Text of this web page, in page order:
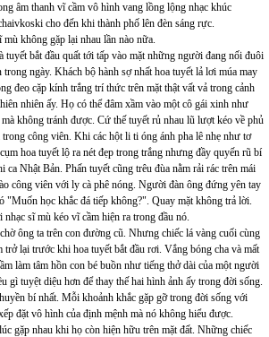
âm thanh vĩ cầm vô hình vang lồng lộng nhạc khúc
cho đến khi thành phố lên đèn sáng rực.
không gặp lại nhau lần nào nữa.
tuyết bắt đầu quất tới tấp vào mặt những người đang nối đuôi
ngày. Khách bộ hành sợ nhất hoa tuyết lả lơi múa may
đeo cặp kính trắng trí thức trên mặt thật vất vả trong cảnh
nhiên ấy. Họ có thể đâm xầm vào một cô gái xinh như
không tránh được. Cứ thế tuyết rủ nhau lũ lượt kéo về phủ
công viên. Khi các hột li ti óng ánh pha lê nhẹ như tơ
hoa tuyết lộ ra nét đẹp trong trắng nhưng đầy quyến rũ bí
Nhật Bản. Phấn tuyết cũng trêu đùa nằm rải rác trên mái
công viên với ly cà phê nóng. Người đàn ông đứng yên tay
"Muốn học khắc đá tiếp không?". Quay mặt không trả lời.
sĩ mù kéo vĩ cầm hiện ra trong đầu nó.
ông ta trên con đường cũ. Nhưng chiếc lá vàng cuối cùng
trở lại trước khi hoa tuyết bắt đầu rơi. Vắng bóng cha và mất
làm tâm hồn con bé buồn như tiếng thở dài của một người
gì tuyệt diệu hơn để thay thế hai hình ảnh ấy trong đời sống.
bí nhất. Mỗi khoảnh khắc gặp gỡ trong đời sống với
đặt vô hình của định mệnh mà nó không hiểu được.
gặp nhau khi họ còn hiện hữu trên mặt đất. Những chiếc